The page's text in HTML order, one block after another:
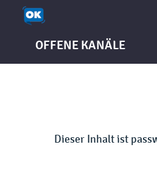
OFFENE KANÄLE
Dieser Inhalt ist